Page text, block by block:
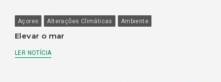
Açores Alterações Climáticas Ambiente
Elevar o mar
LER NOTÍCIA